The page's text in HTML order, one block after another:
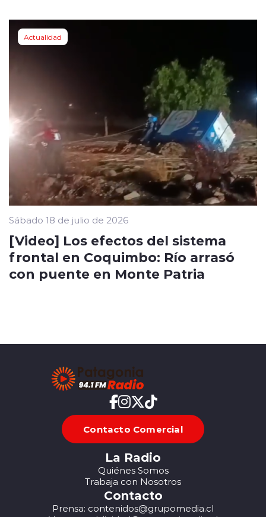
Actualidad
Sábado 18 de julio de 2026
[Video] Los efectos del sistema
frontal en Coquimbo: Río arrasó
con puente en Monte Patria
Contacto Comercial
La Radio
Quiénes Somos
Trabaja con Nosotros
Contacto
Prensa: contenidos@grupomedia.cl